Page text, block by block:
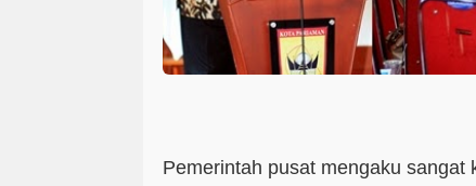
Pemerintah pusat mengaku sangat